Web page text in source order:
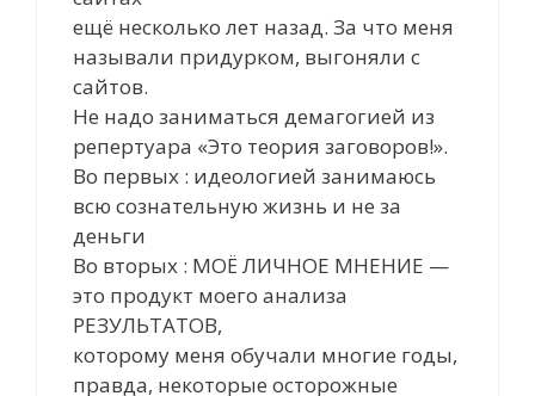
ещё несколько лет назад. За что меня
называли придурком, выгоняли с
сайтов.
Не надо заниматься демагогией из
репертуара «Это теория заговоров!».
Во первых : идеологией занимаюсь
всю сознательную жизнь и не за
деньги
Во вторых : МОЁ ЛИЧНОЕ МНЕНИЕ —
это продукт моего анализа
РЕЗУЛЬТАТОВ,
которому меня обучали многие годы,
правда, некоторые осторожные